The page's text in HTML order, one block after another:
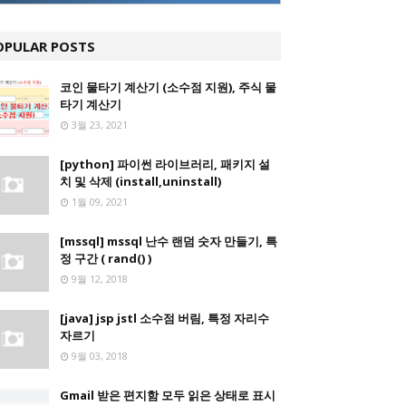
POSTS
코인 물타기 계산기 (소수점 지원), 주식 물
타기 계산기
3월 23, 2021
[python] 파이썬 라이브러리, 패키지 설
치 및 삭제 (install,uninstall)
1월 09, 2021
[mssql] mssql 난수 랜덤 숫자 만들기, 특
정 구간 ( rand() )
9월 12, 2018
[java] jsp jstl 소수점 버림, 특정 자리수
자르기
9월 03, 2018
Gmail 받은 편지함 모두 읽은 상태로 표시